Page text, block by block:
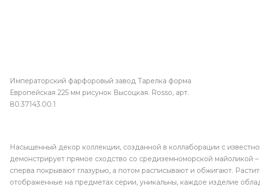
Императорский фарфоровый завод Тарелка форма
Европейская 225 мм рисунок Высоцкая. Rosso, арт.
80.37143.00.1
Насыщенный декор коллекции, созданной в коллаборации с
демонстрирует прямое сходство со средиземноморской майоликой
сперва покрывают глазурью, а потом расписывают и обжигают.
отображенные на предметах серии, уникальны, каждое изделие